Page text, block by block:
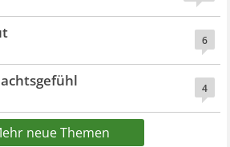
6
4
neue Themen